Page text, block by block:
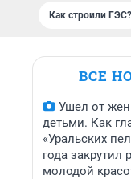
Как строили ГЭС?
ВСЕ
Ушел от
детьми. Как
«Уральских
года закрутил
молодой